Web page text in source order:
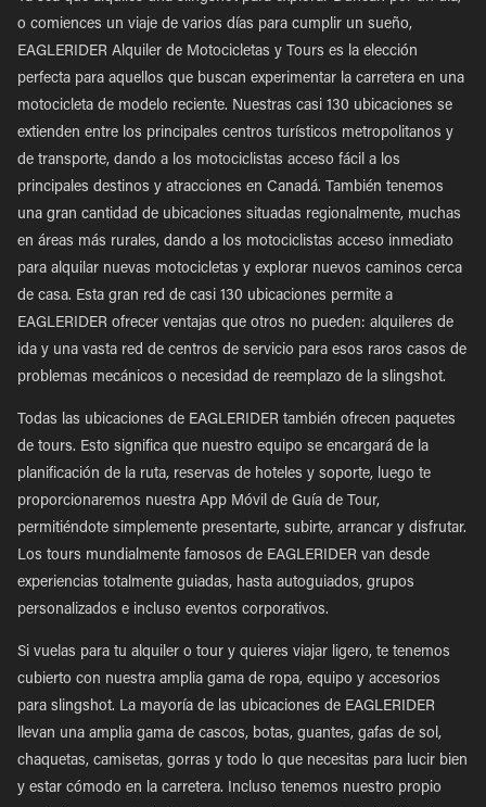
o comiences un viaje de varios días para cumplir un sueño,
EAGLERIDER Alquiler de Motocicletas y Tours es la elección
perfecta para aquellos que buscan experimentar la carretera en una
motocicleta de modelo reciente. Nuestras casi 130 ubicaciones se
extienden entre los principales centros turísticos metropolitanos y
de transporte, dando a los motociclistas acceso fácil a los
principales destinos y atracciones en Canadá. También tenemos
una gran cantidad de ubicaciones situadas regionalmente, muchas
en áreas más rurales, dando a los motociclistas acceso inmediato
para alquilar nuevas motocicletas y explorar nuevos caminos cerca
de casa. Esta gran red de casi 130 ubicaciones permite a
EAGLERIDER ofrecer ventajas que otros no pueden: alquileres de
ida y una vasta red de centros de servicio para esos raros casos de
problemas mecánicos o necesidad de reemplazo de la slingshot.
Todas las ubicaciones de EAGLERIDER también ofrecen paquetes
de tours. Esto significa que nuestro equipo se encargará de la
planificación de la ruta, reservas de hoteles y soporte, luego te
proporcionaremos nuestra App Móvil de Guía de Tour,
permitiéndote simplemente presentarte, subirte, arrancar y disfrutar.
Los tours mundialmente famosos de EAGLERIDER van desde
experiencias totalmente guiadas, hasta autoguiados, grupos
personalizados e incluso eventos corporativos.
Si vuelas para tu alquiler o tour y quieres viajar ligero, te tenemos
cubierto con nuestra amplia gama de ropa, equipo y accesorios
para slingshot. La mayoría de las ubicaciones de EAGLERIDER
llevan una amplia gama de cascos, botas, guantes, gafas de sol,
chaquetas, camisetas, gorras y todo lo que necesitas para lucir bien
y estar cómodo en la carretera. Incluso tenemos nuestro propio